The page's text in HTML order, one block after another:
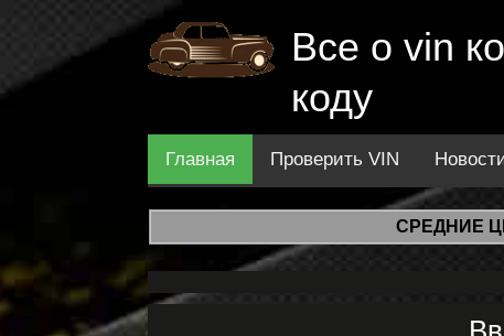
Все о vin
коду
Главная Проверить VIN
СРЕДНИЕ